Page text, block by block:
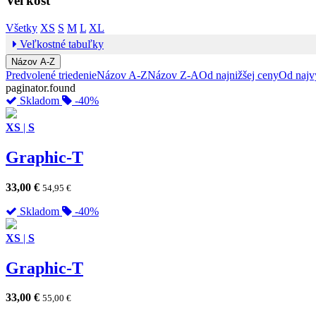
Všetky XS S M L XL
Veľkostné tabuľky
Názov A-Z
Predvolené triedenieNázov A-ZNázov Z-AOd najnižšej cenyOd
paginator.found
Skladom
-40%
XS | S
Graphic-T
33,00 € 54,95 €
Skladom -40%
XS | S
Graphic-T
33,00 € 55,00 €